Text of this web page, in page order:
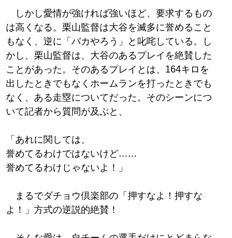
しかし愛情が強ければ強いほど、要求するもの
は高くなる。栗山監督は大谷を滅多に誉めること
もなく、逆に「バカやろう」と叱咤している。し
かし、栗山監督は、大谷のあるプレイを絶賛した
ことがあった。そのあるプレイとは、164キロを
出したときでもなくホームランを打ったときでも
なく、ある走塁についてだった。そのシーンにつ
いて記者から質問が及ぶと、
「あれに関しては、
誉めてるわけではないけど……
誉めてるわけじゃないよ！」
まるでダチョウ倶楽部の「押すなよ！押すな
よ！」方式の逆説的絶賛！